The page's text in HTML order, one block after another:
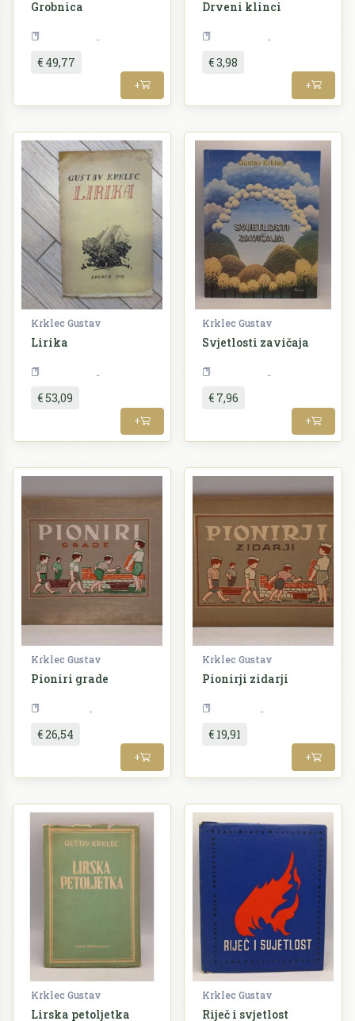
Grobnica
€ 49,77
+
Drveni klinci
€ 3,98
+
Krklec Gustav
Lirika
€ 53,09
+
Krklec Gustav
Svjetlosti zavičaja
€ 7,96
+
Krklec Gustav
Pioniri grade
€ 26,54
+
Krklec Gustav
Pionirji zidarji
€ 19,91
+
Krklec Gustav
Lirska petoljetka
Krklec Gustav
Riječ i svjetlost